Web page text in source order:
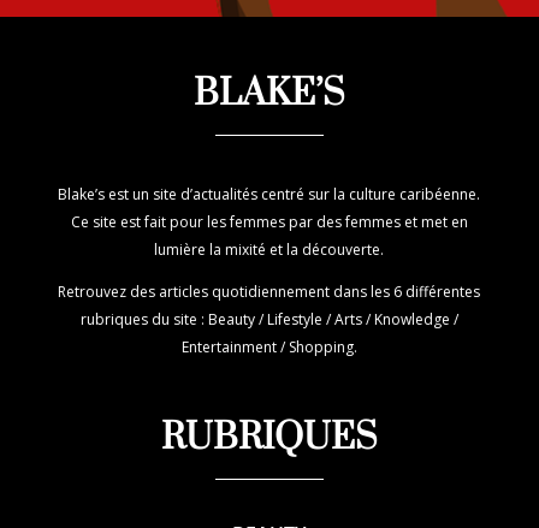
BLAKE’S
Blake’s est un site d’actualités centré sur la culture caribéenne.
Ce site est fait pour les femmes par des femmes et met en
lumière la mixité et la découverte.
Retrouvez des articles quotidiennement dans les 6 différentes
rubriques du site : Beauty / Lifestyle / Arts / Knowledge /
Entertainment / Shopping.
RUBRIQUES